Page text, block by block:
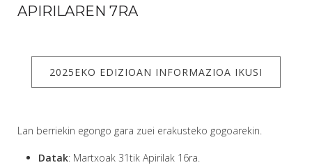
APIRILAREN 7RA
2025EKO EDIZIOAN INFORMAZIOA IKUSI
Lan berriekin egongo gara zuei erakusteko gogoarekin.
Datak: Martxoak 31tik Apirilak 16ra.